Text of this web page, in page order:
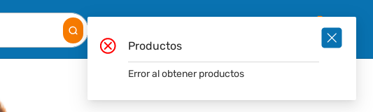
Productos
Error al obtener productos